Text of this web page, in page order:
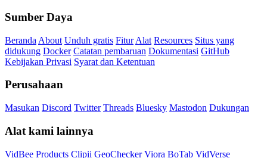
Sumber Daya
Beranda About Unduh gratis Fitur Alat Resources Situs yang
didukung Docker Catatan pembaruan Dokumentasi GitHub
Kebijakan Privasi Syarat dan Ketentuan
Perusahaan
Masukan Discord Twitter Threads Bluesky Mastodon Dukungan
Alat kami lainnya
VidBee Products Clipii GeoChecker Viora BoTab VidVerse